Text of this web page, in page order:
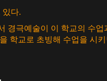
있다.
경극예술이 이 학교의 수업
학교로 초빙해 수업을 시